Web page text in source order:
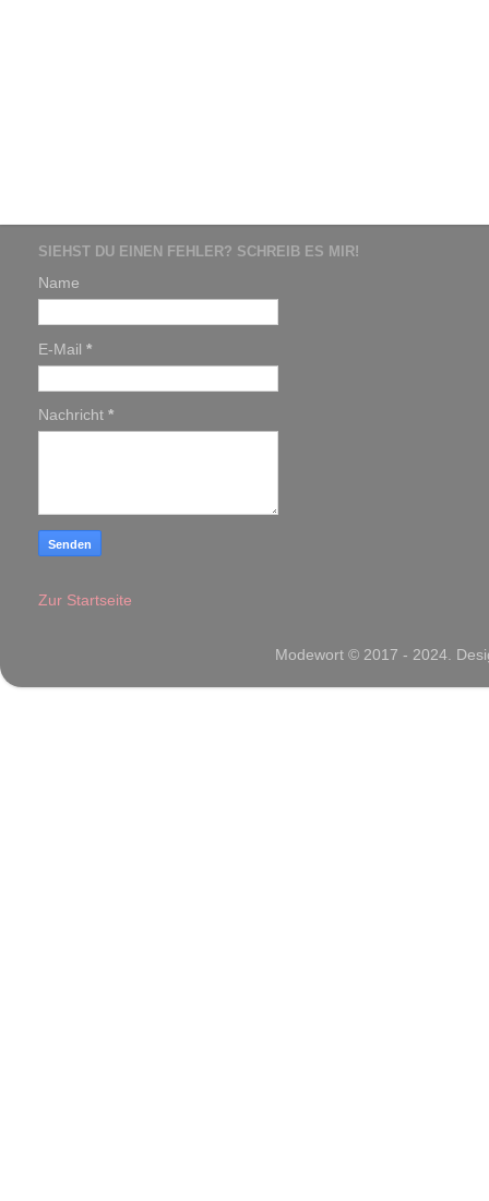
SIEHST DU EINEN FEHLER? SCHREIB ES MIR!
Name
E-Mail *
Nachricht *
Zur Startseite
Modewort © 2017 - 2024.